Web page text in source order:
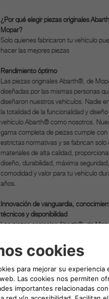
¿Por qué elegir piezas originales
Mopar?
Solo quienes fabricaron tu vehículo
hacer las mejores piezas
Rendimiento óptimo
Las piezas originales Abarth®, de
diseñadas por las mismas personas
diseñaron nuestros vehículos. Nadie
la totalidad de la funcionalidad y diseño
vehículo Abarth® como nosotros.
gama completa de piezas cumple con
estrictas normativas y se fabrican solo
materiales de alta calidad,
diseño, durabilidad, máxima seguridad,
comodidad y valor para tu vehículo
años.
Innovación de vanguardia,
técnicos y disponibilidad
Las piezas originales Abarth®, de
por lo tanto, están completamente
integradas y son tan tecnológicamente
avanzadas como cada nuevo modelo
vehículo que se construye, y también
disponibles desde el momento del
lanzamiento del nuevo vehículo,